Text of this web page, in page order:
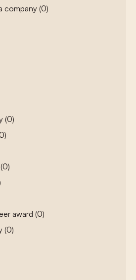
company (0)
(0)
(0)
award (0)
(0)